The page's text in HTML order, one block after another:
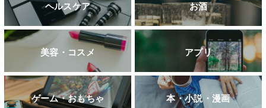
ヘルスケア お酒
美容・コスメ アプリ
ゲーム・おもちゃ 本・小説・漫画